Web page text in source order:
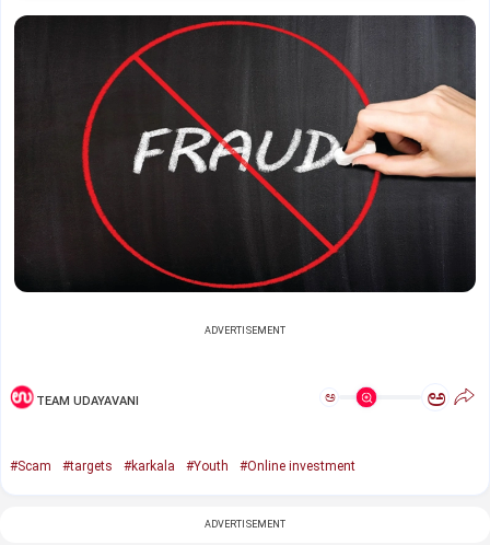
ADVERTISEMENT
TEAM UDAYAVANI ಅ ಅ
#Scam #targets #karkala #Youth #Online investment
ADVERTISEMENT